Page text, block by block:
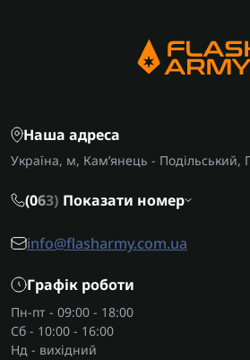
Наша адреса
Україна, м, Кам’янець - Подільський,
(063) Показати номер
info@flasharmy.com.ua
Графік роботи
Пн-пт - 09:00 - 18:00
Сб - 10:00 - 16:00
Нд - вихідний